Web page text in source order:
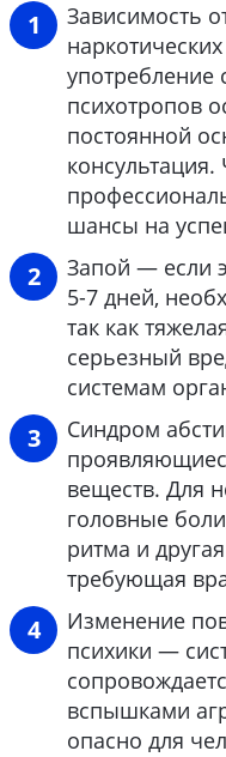
Зависимость
употребление
психотропов
постоянной
шансы на
Запой — если
5-7 дней,
так как
серьезный
системам
Синдром
веществ. Для
головные
ритма и
требующая
Изменение
психики —
вспышками
опасно для